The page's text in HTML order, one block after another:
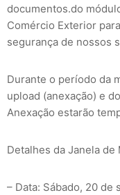
documentos.do
Comércio Exterior
segurança de nossos
Durante o período da
upload (anexação) e
Anexação estarão
Detalhes da Janela de
– Data: Sábado, 20 de